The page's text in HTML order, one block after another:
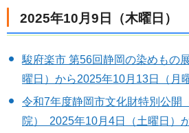
2025年10月9日（木曜日）
駿府楽市 第56回静岡の染めもの
曜日）から2025年10月13日（月
令和7年度静岡市文化財特別公開
院） 2025年10月4日（土曜日）